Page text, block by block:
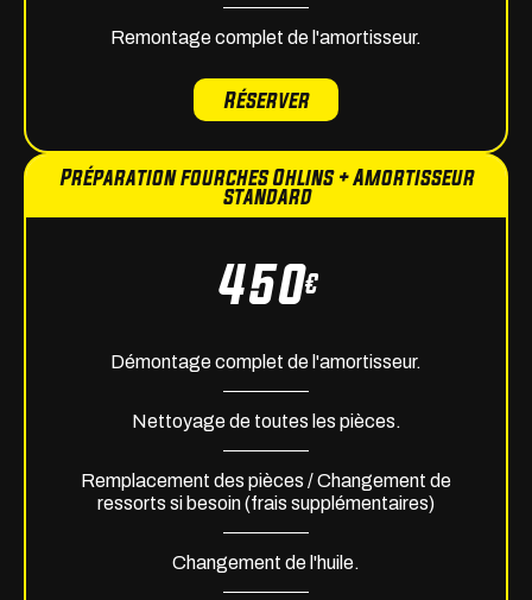
Remontage complet de l'amortisseur.
Réserver
Préparation fourches Ohlins + Amortisseur
standard
450€
Démontage complet de l'amortisseur.
Nettoyage de toutes les pièces.
Remplacement des pièces / Changement de
ressorts si besoin (frais supplémentaires)
Changement de l'huile.